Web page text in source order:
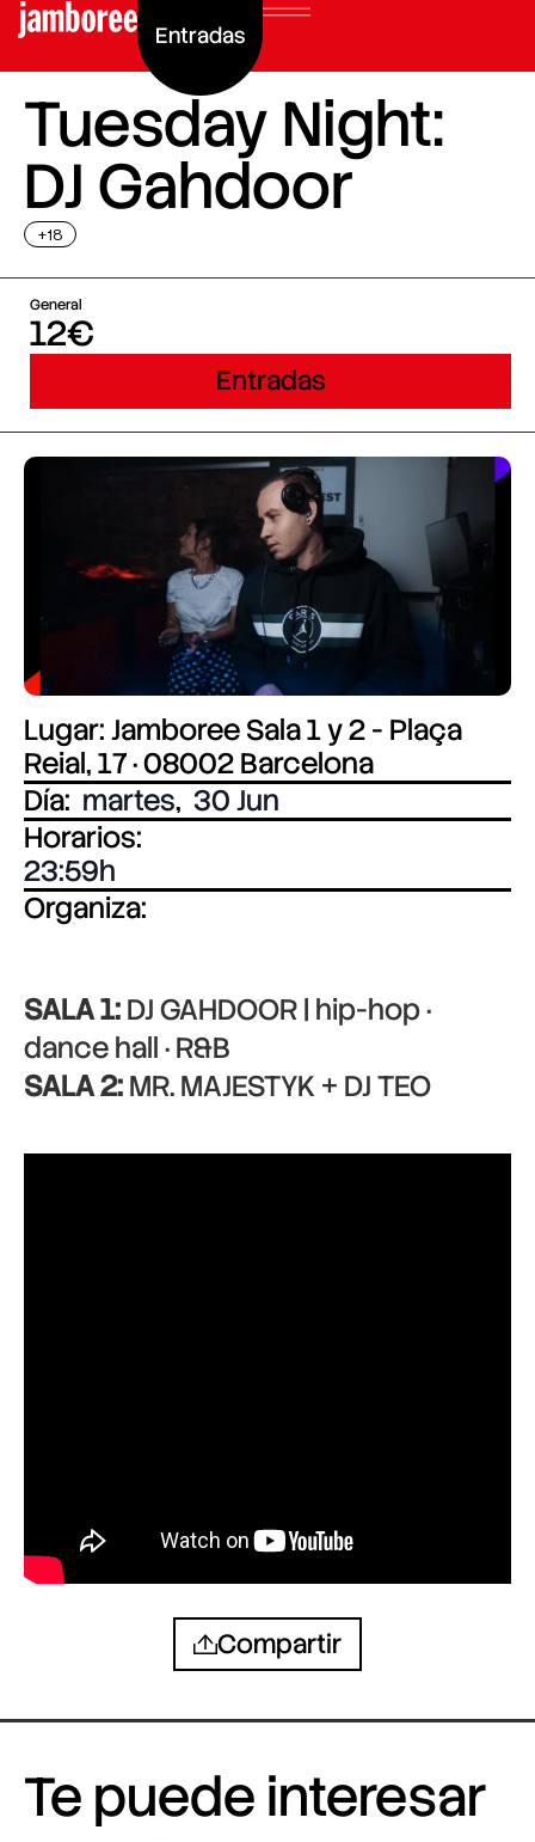
Entradas
Tuesday Night:
DJ Gahdoor
+18
General
12€
Entradas
Lugar: Jamboree Sala 1 y 2 - Plaça
Reial, 17 · 08002 Barcelona
Día: martes, 30 Jun
Horarios:
23:59
Organiza:
SALA 1:DJ GAHDOOR | hip-hop ·
dance hall · R&B
SALA 2:MR. MAJESTYK + DJ TEO
Compartir
Te puede interesar